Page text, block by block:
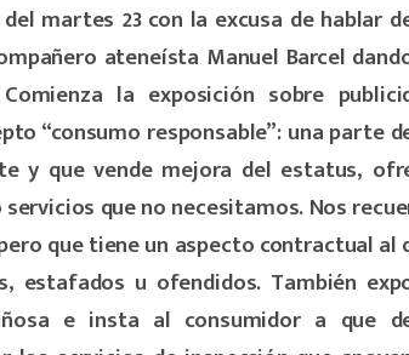
martes 23 con la excusa de hablar
ateneísta Manuel Barcel
Comienza la exposición sobre
“consumo responsable”: una parte
y que vende mejora del estatus,
que no necesitamos. Nos
que tiene un aspecto contractual al
estafados u ofendidos. También
e insta al consumidor a que